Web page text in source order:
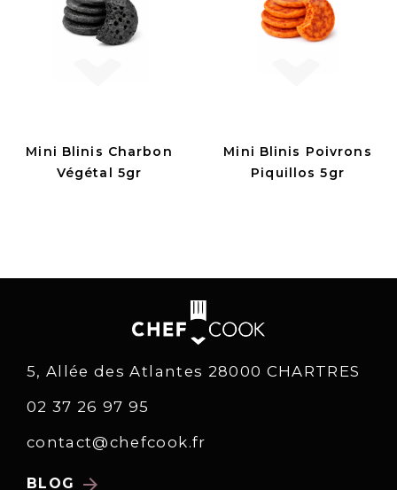
Mini Blinis Charbon
Végétal 5gr
Mini Blinis Poivrons
Piquillos 5gr
5, Allée des Atlantes 28000 CHARTRES
02 37 26 97 95
contact@chefcook.fr
BLOG arrow_forward